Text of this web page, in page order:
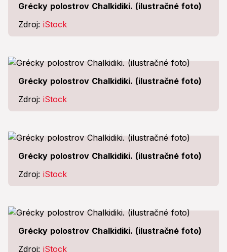
Grécky polostrov Chalkidiki. (ilustračné foto)
Zdroj: iStock
Grécky polostrov Chalkidiki. (ilustračné foto)
Zdroj: iStock
Grécky polostrov Chalkidiki. (ilustračné foto)
Zdroj: iStock
Grécky polostrov Chalkidiki. (ilustračné foto)
Zdroj: iStock